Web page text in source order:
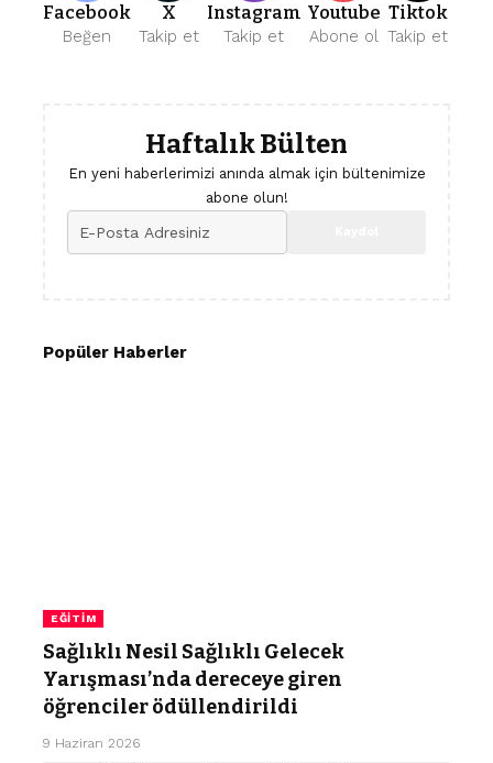
Facebook
Beğen
X
Takip et
Instagram
Takip et
Youtube
Abone ol
Tiktok
Takip et
Haftalık Bülten
En yeni haberlerimizi anında almak için bültenimize
abone olun!
Popüler Haberler
EĞITIM
Sağlıklı Nesil Sağlıklı Gelecek
Yarışması’nda dereceye giren
öğrenciler ödüllendirildi
9 Haziran 2026